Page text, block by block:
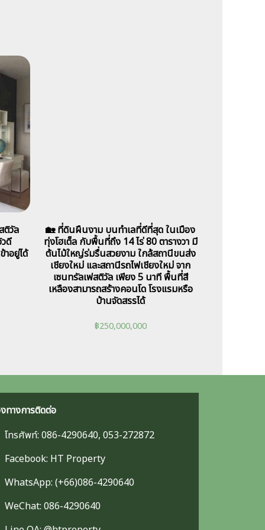
ติวัล
ดี
าอยู่ได้
🏡 ที่ดินผืนงาม บนทำเลที่ดีที่สุด ในเมือง
ทุ่งโฮเต็ล กับพื้นที่ถึง 14 ไร่ 80 ตารางวา มี
ต้นไม้ใหญ่ร่มรื่นสวยงาม ใกล้สถานีขนส่ง
เชียงใหม่ และสถานีรถไฟเชียงใหม่ จาก
เซนทรัลเฟสติวัล เพียง 5 นาที พื้นที่สี
เหลืองสามารถสร้างคอนโด โรงแรมหรือ
บ้านจัดสรรได้
฿250,000,000
ทางการติดต่อ
โทรศัพท์: 086-4290640, 053-272872
Facebook: HT Property
WhatsApp: (+66)086-4290640
WeChat: 086-4290640